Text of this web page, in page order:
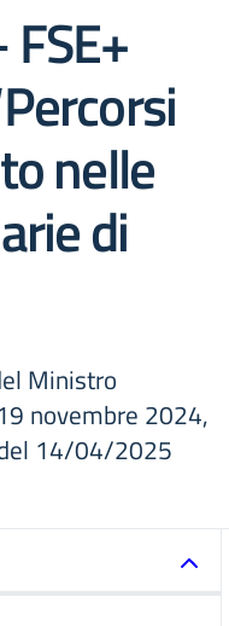
nelle
di
Ministro
novembre 2024,
14/04/2025